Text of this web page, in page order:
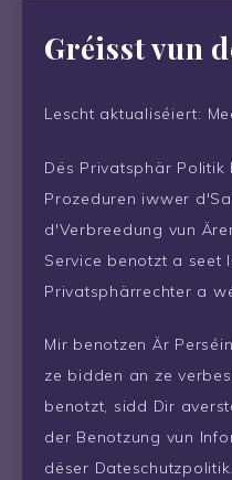
Gréisst vun
Lescht aktualiséiert:
Dës Privatsphär
Prozeduren iwwer
d'Verbreedung vun
Service benotzt a seet
Privatsphärrechter a
Mir benotzen Är
ze bidden an ze
benotzt, sidd Dir
der Benotzung vun
dëser Dateschutzpolitik.